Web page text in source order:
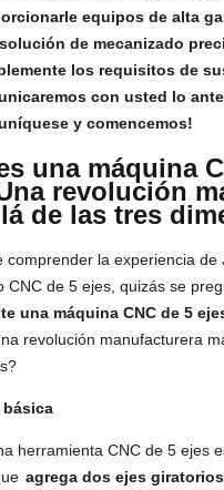
equipos de alta
de mecanizado
los requisitos de
con usted lo
y comencemos!
una máquina
revolución
de las tres
comprender la experiencia de
CNC de 5 ejes, quizás se
una máquina CNC de 5
revolución manufacturera
herramienta CNC de 5 ejes
agrega dos ejes giratorios